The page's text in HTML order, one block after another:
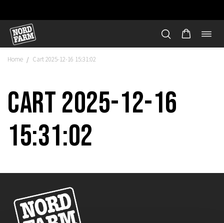
Hoppa
innehåll
Home / Cart 2025-12-16 15:31:02
Cart 2025-12-16
15:31:02